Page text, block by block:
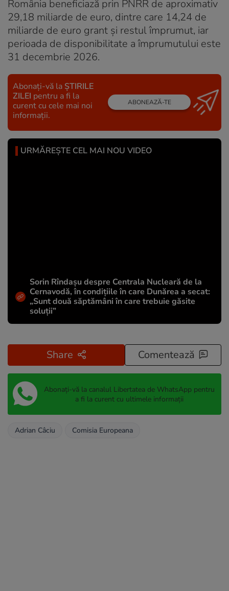
România beneficiază prin PNRR de aproximativ
29,18 miliarde de euro, dintre care 14,24 de
miliarde de euro grant şi restul împrumut, iar
perioada de disponibilitate a împrumutului este
31 decembrie 2026.
Abonați-vă la ȘTIRILE
ZILEI pentru a fi la
curent cu cele mai noi
informații.
ABONEAZĂ-TE
URMĂREȘTE CEL MAI NOU VIDEO
Sorin Rîndașu despre Centrala Nucleară de la
Cernavodă, în condițiile în care Dunărea a secat:
„Sunt două săptămâni în care trebuie găsite
soluții”
Share Comentează
Abonați-vă la canalul Libertatea de WhatsApp pentru
a fi la curent cu ultimele informații
Adrian Câciu Comisia Europeana